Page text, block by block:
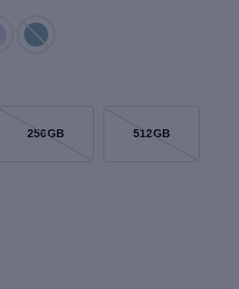
256GB 512GB